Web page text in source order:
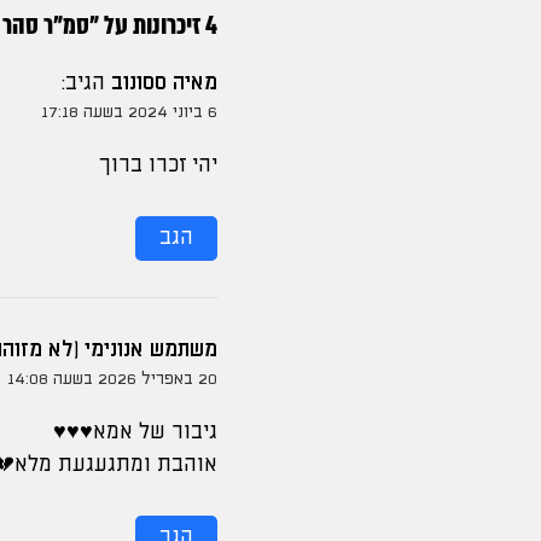
4 זיכרונות על " סמ"ר סהר
מאיה ססונוב הגיב:
6 ביוני 2024 בשעה 17:18
יהי זכרו ברוך
הגב
משתמש אנונימי (לא
20 באפריל 2026 בשעה 14:08
גיבור של אמא♥️♥️♥️
אוהבת ומתגעגעת